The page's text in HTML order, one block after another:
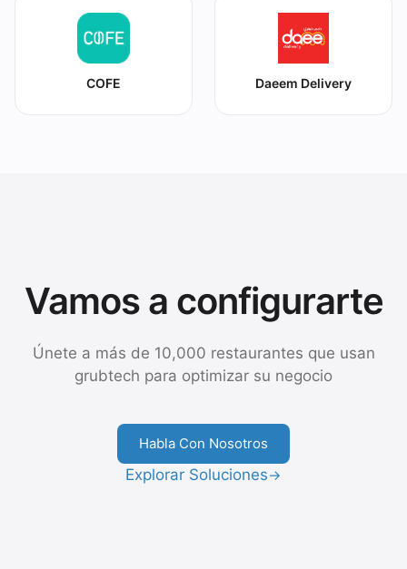
COFE Daeem Delivery
Vamos a configurarte
Únete a más de 10,000 restaurantes que usan
grubtech para optimizar su negocio
Habla Con Nosotros
Explorar Soluciones→